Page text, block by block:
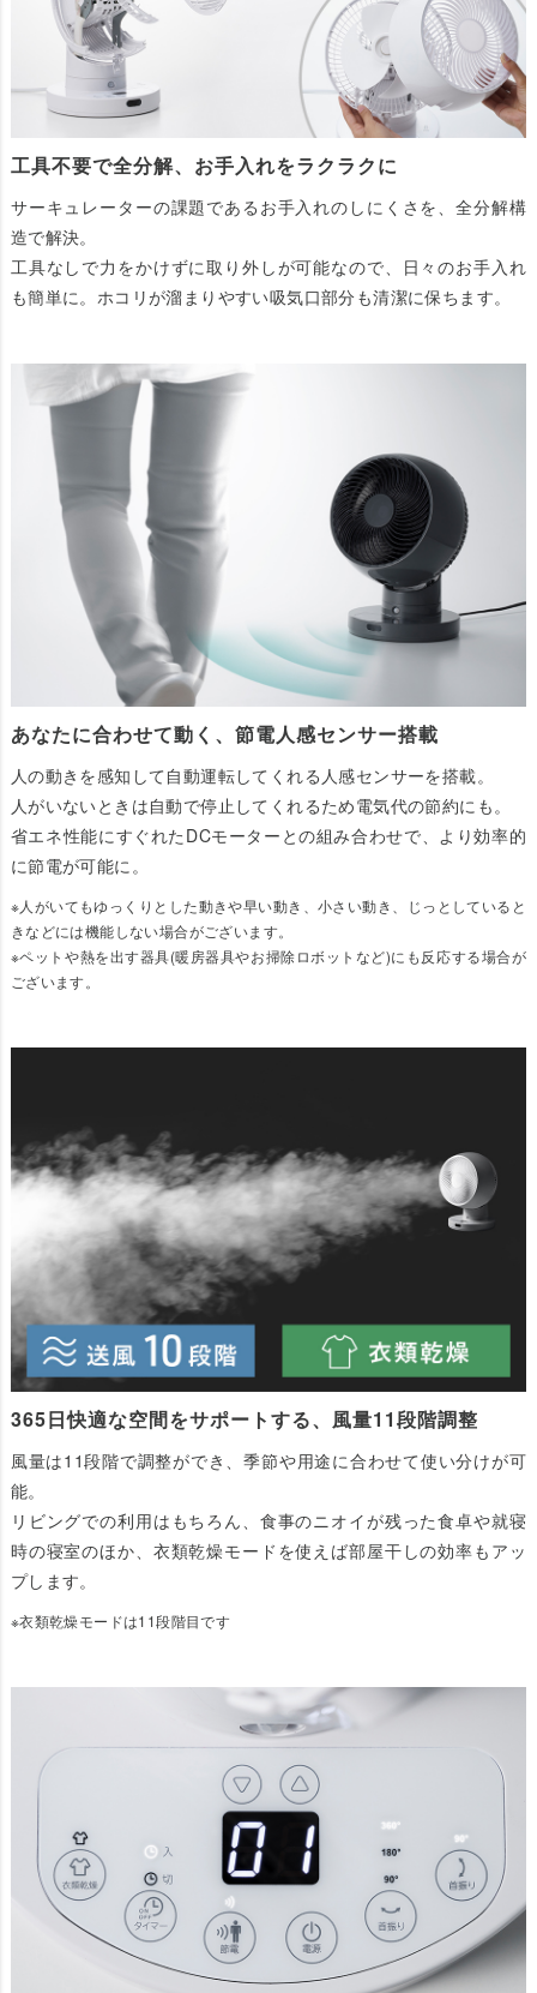
工具不要で全分解、お手入れをラクラクに
サーキュレーターの課題であるお手入れのしにくさを、全分解構
造で解決。
工具なしで力をかけずに取り外しが可能なので、日々のお手入れ
も簡単に。ホコリが溜まりやすい吸気口部分も清潔に保ちます。
あなたに合わせて動く、節電人感センサー搭載
人の動きを感知して自動運転してくれる人感センサーを搭載。
人がいないときは自動で停止してくれるため電気代の節約にも。
省エネ性能にすぐれたDCモーターとの組み合わせで、より効率的
に節電が可能に。
※人がいてもゆっくりとした動きや早い動き、小さい動き、じっとしていると
きなどには機能しない場合がございます。
※ペットや熱を出す器具(暖房器具やお掃除ロボットなど)にも反応する場合が
ございます。
365日快適な空間をサポートする、風量11段階調整
風量は11段階で調整ができ、季節や用途に合わせて使い分けが可
能。
リビングでの利用はもちろん、食事のニオイが残った食卓や就寝
時の寝室のほか、衣類乾燥モードを使えば部屋干しの効率もアッ
プします。
※衣類乾燥モードは11段階目です